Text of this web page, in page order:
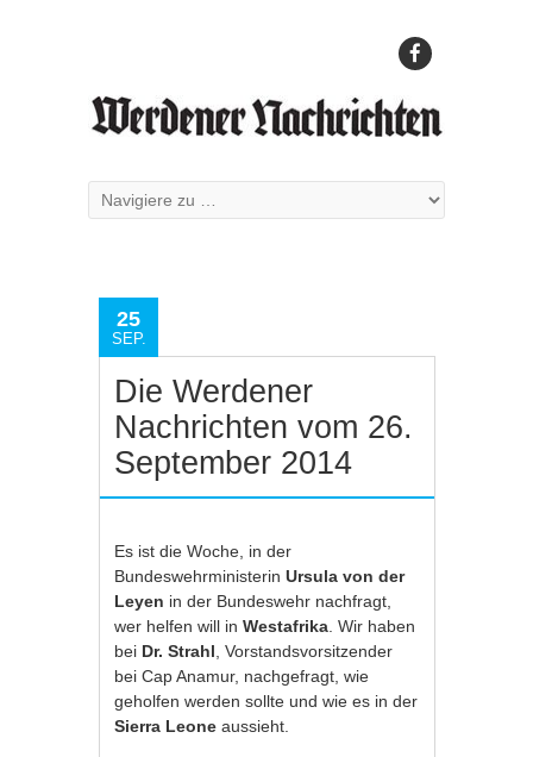
25
SEP.
Die Werdener
Nachrichten vom 26.
September 2014
Es ist die Woche, in der
BundeswehrministerinUrsula von der
Leyen in der Bundeswehr nachfragt,
wer helfen will inWestafrika . Wir haben
bei Dr. Strahl , Vorstandsvorsitzender
bei Cap Anamur, nachgefragt, wie
geholfen werden sollte und wie es in der
Sierra Leone aussieht.